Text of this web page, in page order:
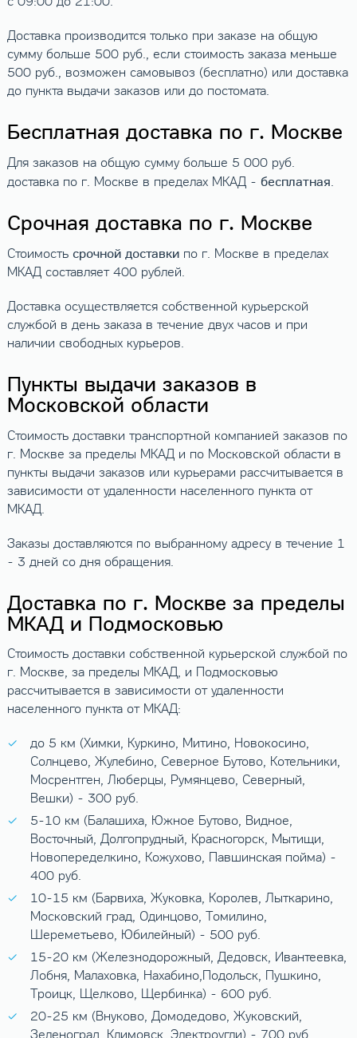
Доставка производится только при заказе на общую
сумму больше 500 руб., если стоимость заказа меньше
500 руб., возможен самовывоз (бесплатно) или доставка
до пункта выдачи заказов или до постомата.
Бесплатная доставка по г. Москве
Для заказов на общую сумму больше 5 000 руб.
доставка по г. Москве в пределах МКАД - бесплатная.
Срочная доставка по г. Москве
Стоимость срочной доставкипо г. Москве в пределах
МКАД составляет 400 рублей.
Доставка осуществляется собственной курьерской
службой в день заказа в течение двух часов и при
наличии свободных курьеров.
Пункты выдачи заказов в
Московской области
Стоимость доставки транспортной компанией заказов по
г. Москве за пределы МКАД и по Московской области в
пункты выдачи заказов или курьерами рассчитывается в
зависимости от удаленности населенного пункта от
МКАД.
Заказы доставляются по выбранному адресу в течение 1
- 3 дней со дня обращения.
Доставка по г. Москве за пределы
МКАД и Подмосковью
Стоимость доставки собственной курьерской службой по
г. Москве, за пределы МКАД, и Подмосковью
рассчитывается в зависимости от удаленности
населенного пункта от МКАД:
до 5 км (Химки, Куркино, Митино, Новокосино,
Солнцево, Жулебино, Северное Бутово, Котельники,
Мосрентген, Люберцы, Румянцево, Северный,
Вешки) - 300 руб.
5-10 км (Балашиха, Южное Бутово, Видное,
Восточный, Долгопрудный, Красногорск, Мытищи,
Новопеределкино, Кожухово, Павшинская пойма) -
400 руб.
10-15 км (Барвиха, Жуковка, Королев, Лыткарино,
Московский град, Одинцово, Томилино,
Шереметьево, Юбилейный) - 500 руб.
15-20 км (Железнодорожный, Дедовск, Ивантеевка,
Лобня, Малаховка, Нахабино,Подольск, Пушкино,
Троицк, Щелково, Щербинка) - 600 руб.
20-25 км (Внуково, Домодедово, Жуковский,